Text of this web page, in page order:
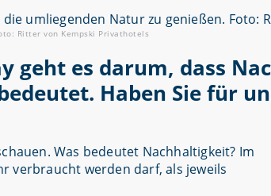
Ritter von Kempski Privathotels
geht es darum, dass
Haben Sie für
Was bedeutet Nachhaltigkeit? Im
verbraucht werden darf, als jeweils